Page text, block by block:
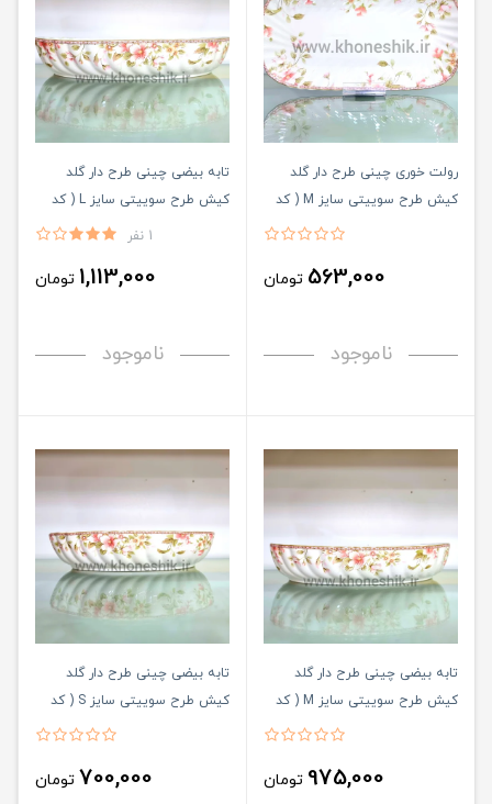
رولت خوری چینی طرح دار گلد
کیش طرح سوییتی سایز M ( کد
563,000 تومان
ناموجود
تابه بیضی چینی طرح دار گلد
کیش طرح سوییتی سایز L ( کد
1 نفر
1,113,000 تومان
ناموجود
تابه بیضی چینی طرح دار گلد
کیش طرح سوییتی سایز M ( کد
975,000 تومان
تابه بیضی چینی طرح دار گلد
کیش طرح سوییتی سایز S ( کد
700,000 تومان